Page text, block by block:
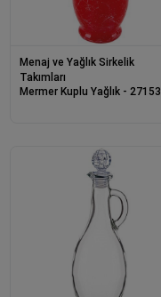
Menaj ve Yağlık Sirkelik
Takımları
Mermer Kuplu Yağlık - 27153